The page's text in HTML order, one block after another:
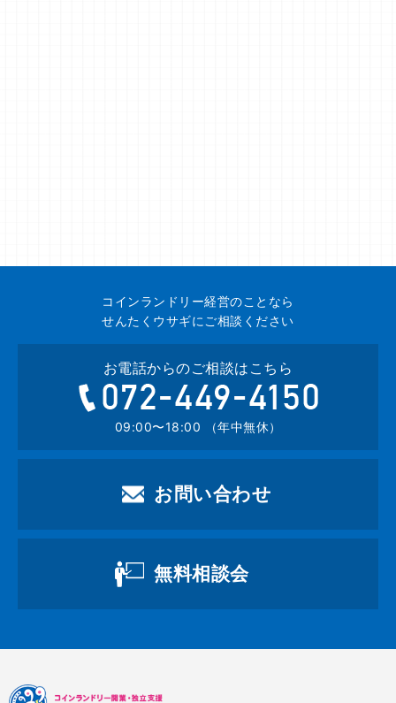
コインランドリー経営のことなら
せんたくウサギにご相談ください
お電話からのご相談はこちら
09:00〜18:00 （年中無休）
お問い合わせ
無料相談会